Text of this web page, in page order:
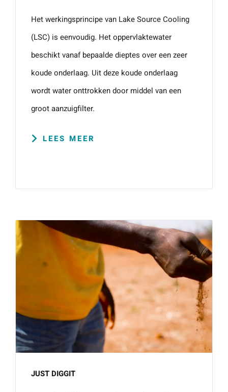
Het werkingsprincipe van Lake Source Cooling
(LSC) is eenvoudig. Het oppervlaktewater
beschikt vanaf bepaalde dieptes over een zeer
koude onderlaag. Uit deze koude onderlaag
wordt water onttrokken door middel van een
groot aanzuigfilter.
LEES MEER
JUST DIGGIT